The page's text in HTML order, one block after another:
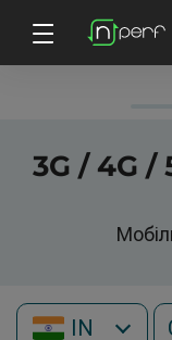
3G / 4G /
IN